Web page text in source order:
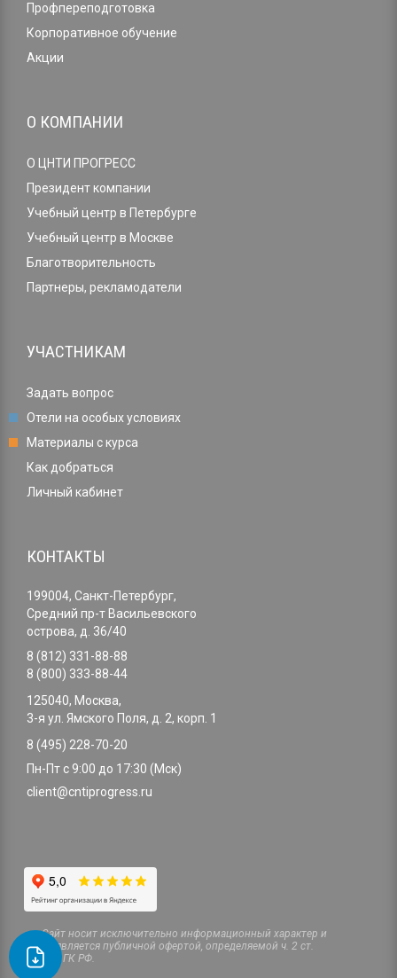
Профпереподготовка
Корпоративное обучение
Акции
О КОМПАНИИ
О ЦНТИ ПРОГРЕСС
Президент компании
Учебный центр в Петербурге
Учебный центр в Москве
Благотворительность
Партнеры, рекламодатели
УЧАСТНИКАМ
Задать вопрос
Отели на особых условиях
Материалы с курса
Как добраться
Личный кабинет
КОНТАКТЫ
199004, Санкт-Петербург,
Средний пр-т Васильевского
острова, д. 36/40
8 (812) 331-88-88
8 (800) 333-88-44
125040, Москва,
3-я ул. Ямского Поля, д. 2, корп. 1
8 (495) 228-70-20
Пн-Пт с 9:00 до 17:30 (Мск)
client@cntiprogress.ru
Cайт носит исключительно информационный характер и
не является публичной офертой, определяемой ч. 2 ст.
437 ГК РФ.